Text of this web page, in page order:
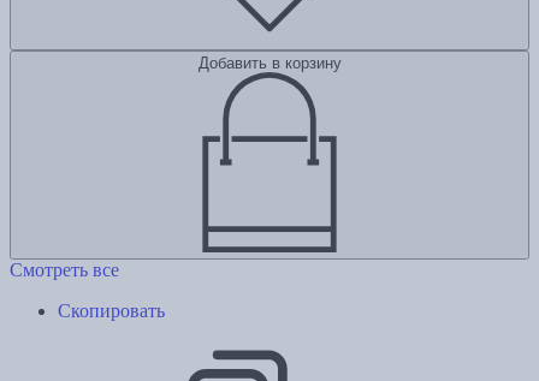
Добавить в корзину
Смотреть все
Скопировать